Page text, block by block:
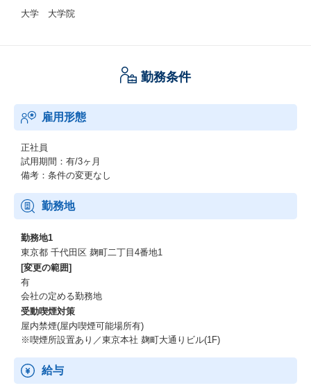
大学 大学院
勤務条件
雇用形態
正社員
試用期間：有/3ヶ月
備考：条件の変更なし
勤務地
勤務地1
東京都 千代田区 麹町二丁目4番地1
[変更の範囲]
有
会社の定める勤務地
受動喫煙対策
屋内禁煙(屋内喫煙可能場所有)
※喫煙所設置あり／東京本社 麹町大通りビル(1F)
給与